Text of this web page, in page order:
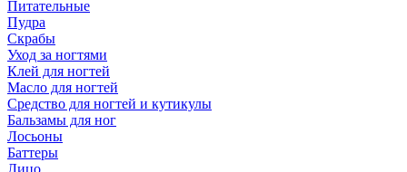
Питательные
Пудра
Скрабы
Уход за ногтями
Клей для ногтей
Масло для ногтей
Средство для ногтей и кутикулы
Бальзамы для ног
Лосьоны
Баттеры
Лицо